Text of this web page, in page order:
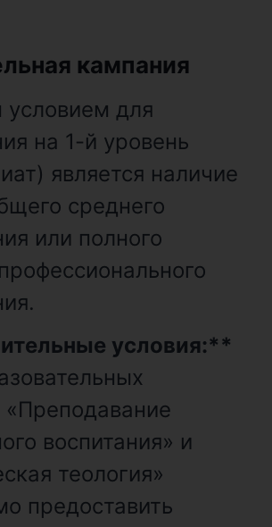
кампания
для
на 1-й уровень
является наличие
среднего
или полного
условия:**
воспитания» и
теология»
предоставить